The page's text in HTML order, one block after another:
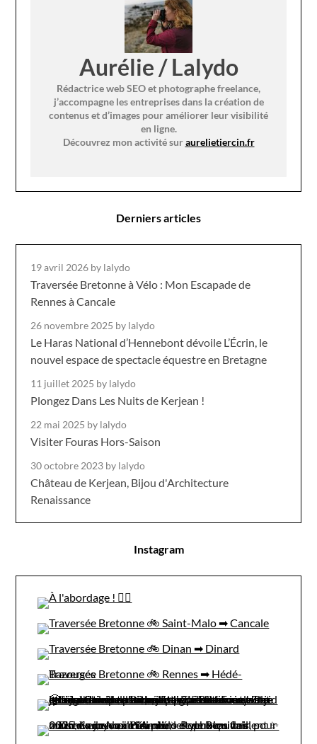
Aurélie / Lalydo
Rédactrice web SEO et photographe freelance,
j’accompagne les entreprises dans la création de
contenus et d’images pour améliorer leur visibilité
en ligne.
Découvrez mon activité suraurelietiercin.fr
Derniers articles
19 avril 2026 by lalydo
Traversée Bretonne à Vélo : Mon Escapade de
Rennes à Cancale
26 novembre 2025 by lalydo
Le Haras National d’Hennebont dévoile L’Écrin, le
nouvel espace de spectacle équestre en Bretagne
11 juillet 2025 by lalydo
Plongez Dans Les Nuits de Kerjean !
22 mai 2025 by lalydo
Visiter Fouras Hors-Saison
30 octobre 2023 by lalydo
Château de Kerjean, Bijou d'Architecture
Renaissance
Instagram